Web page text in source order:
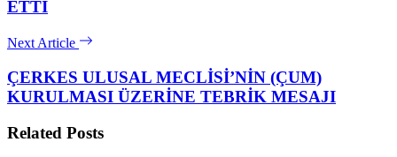
ETTİ
Next Article
ÇERKES ULUSAL MECLİSİ’NİN (ÇUM)
KURULMASI ÜZERİNE TEBRİK MESAJI
Related Posts